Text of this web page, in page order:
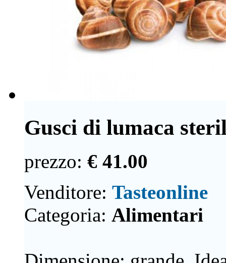
Gusci di lumaca
prezzo: € 41.00
Venditore: Tasteonline
Categoria: Alimentari